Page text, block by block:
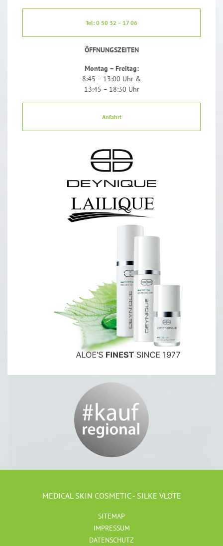
Tel: 0 50 32 – 17 06
ÖFFNUNGSZEITEN
Montag – Freitag:
8:45 – 13:00 Uhr &
13:45 – 18:30 Uhr
Anfahrt
MEDICAL SKIN COSMETIC - SILKE VLOTE
SITEMAP
IMPRESSUM
DATENSCHUTZ